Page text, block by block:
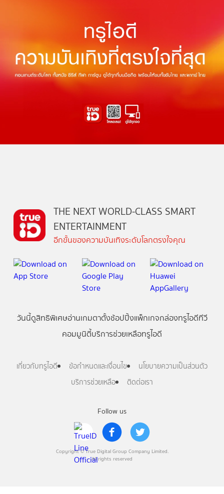
Follow us
Copyright © True Digital Group Company Limited.
All rights reserved
THE NEXT WORLD-CLASS SMART
ENTERTAINMENT
อีกขั้นของความบันเทิงระดับโลกตรงใจคุณ
วันนี้ดูสิทธิพิเศษอ่านเกมตาตั้งช้อปปิ้งแพ็กเกจกล่องทรูไอดีทีวี
คอมมูนิตี้บริการช่วยเหลือทรูไอดี
เกี่ยวกับทรูไอดี ข้อกำหนดและเงื่อนไข
นโยบายความเป็นส่วนตัว
บริการช่วยเหลือ
ติดต่อเรา